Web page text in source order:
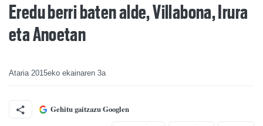
Eredu berri baten alde, Villabona, Irura
eta Anoetan
Ataria 2015eko ekainaren 3a
Gehitu gaitzazu Googlen